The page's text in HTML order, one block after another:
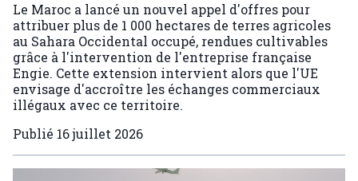
Le Maroc a lancé un nouvel appel d'offres pour
attribuer plus de 1 000 hectares de terres agricoles
au Sahara Occidental occupé, rendues cultivables
grâce à l'intervention de l'entreprise française
Engie. Cette extension intervient alors que l'UE
envisage d'accroître les échanges commerciaux
illégaux avec ce territoire.
Publié 16 juillet 2026